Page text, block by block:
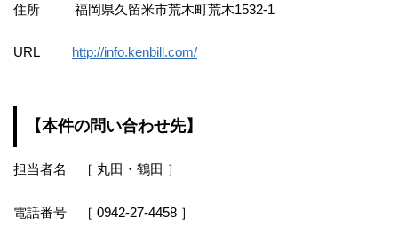
住所 福岡県久留米市荒木町荒木1532-1
URL http://info.kenbill.com/
【本件の問い合わせ先】
担当者名 ［ 丸田・鶴田 ］
電話番号 ［ 0942-27-4458 ］